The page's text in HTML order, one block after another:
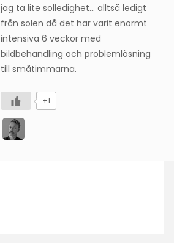
jag ta lite solledighet… alltså ledigt
från solen då det har varit enormt
intensiva 6 veckor med
bildbehandling och problemlösning
till småtimmarna.
+1